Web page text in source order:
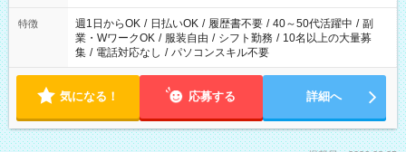
特徴 週1日からOK / 日払いOK / 履歴書不要 / 40～50代活躍中 / 副
業・WワークOK / 服装自由 / シフト勤務 / 10名以上の大量募
集 / 電話対応なし / パソコンスキル不要
気になる！ 応募する 詳細へ